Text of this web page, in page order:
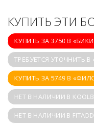
КУПИТЬ ЭТИ
КУПИТЬ ЗА 3750 В
ТРЕБУЕТСЯ УТОЧНИТЬ В
КУПИТЬ ЗА 5749 В
НЕТ В НАЛИЧИИ В
НЕТ В НАЛИЧИИ В